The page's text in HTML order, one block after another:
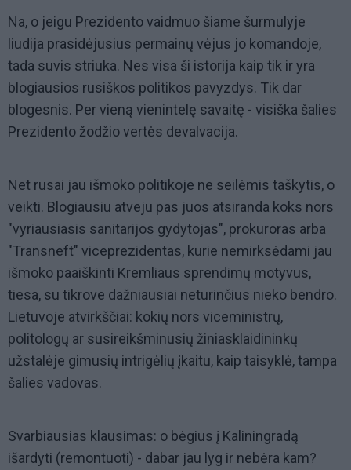
Na, o jeigu Prezidento vaidmuo šiame šurmulyje
liudija prasidėjusius permainų vėjus jo komandoje,
tada suvis striuka. Nes visa ši istorija kaip tik ir yra
blogiausios rusiškos politikos pavyzdys. Tik dar
blogesnis. Per vieną vienintelę savaitę - visiška šalies
Prezidento žodžio vertės devalvacija.
Net rusai jau išmoko politikoje ne seilėmis taškytis, o
veikti. Blogiausiu atveju pas juos atsiranda koks nors
"vyriausiasis sanitarijos gydytojas", prokuroras arba
"Transneft" viceprezidentas, kurie nemirksėdami jau
išmoko paaiškinti Kremliaus sprendimų motyvus,
tiesa, su tikrove dažniausiai neturinčius nieko bendro.
Lietuvoje atvirkščiai: kokių nors viceministrų,
politologų ar susireikšminusių žiniasklaidininkų
užstalėje gimusių intrigėlių įkaitu, kaip taisyklė, tampa
šalies vadovas.
Svarbiausias klausimas: o bėgius į Kaliningradą
išardyti (remontuoti) - dabar jau lyg ir nebėra kam?